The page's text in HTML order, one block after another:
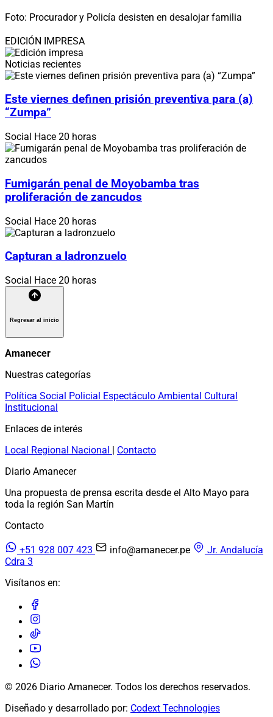
Foto: Procurador y Policía desisten en desalojar familia
EDICIÓN IMPRESA
Noticias recientes
Este viernes definen prisión preventiva para (a)
“Zumpa”
Social Hace 20 horas
Fumigarán penal de Moyobamba tras
proliferación de zancudos
Social Hace 20 horas
Capturan a ladronzuelo
Social Hace 20 horas
Regresar al inicio
Amanecer
Nuestras categorías
Política Social Policial Espectáculo Ambiental Cultural
Institucional
Enlaces de interés
Local Regional Nacional | Contacto
Diario Amanecer
Una propuesta de prensa escrita desde el Alto Mayo para
toda la región San Martín
Contacto
+51 928 007 423 info@amanecer.pe
Jr. Andalucía
Cdra 3
Visítanos en:
© 2026 Diario Amanecer. Todos los derechos reservados.
Diseñado y desarrollado por: Codext Technologies